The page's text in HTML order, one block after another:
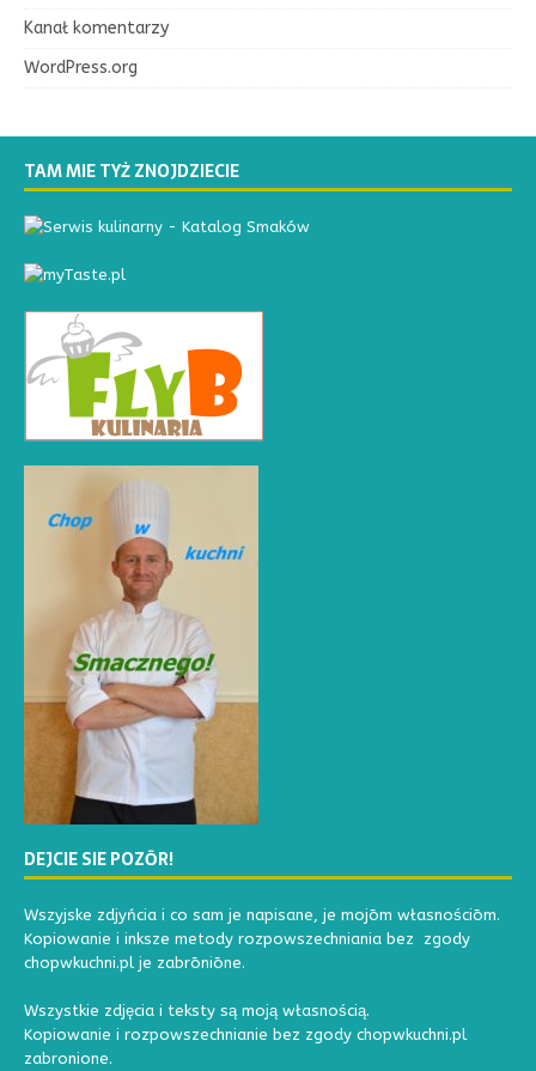
Kanał komentarzy
WordPress.org
TAM MIE TYŻ ZNOJDZIECIE
DEJCIE SIE POZŌR!
Wszyjske zdjyńcia i co sam je napisane, je mojōm własnościōm.
Kopiowanie i inksze metody rozpowszechniania bez zgody
chopwkuchni.pl je zabrōniōne.
Wszystkie zdjęcia i teksty są moją własnością.
Kopiowanie i rozpowszechnianie bez zgody chopwkuchni.pl
zabronione.